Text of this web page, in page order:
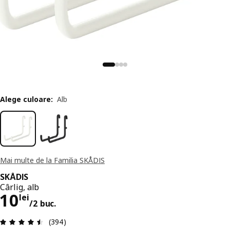
Mai multe de la Familia SKÅDIS
SKÅDIS
Cârlig, alb
10lei
/2 buc.
Preț 10lei/2 buc.
Prezentare generală: 4.5 din 5 stele Total
(394)
Alege culoare: Alb